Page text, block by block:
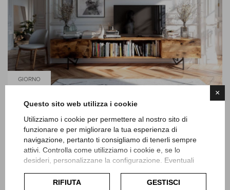
×
Questo sito web utilizza i cookie
Utilizziamo i cookie per permettere al nostro sito di
funzionare e per migliorare la tua esperienza di
navigazione, pertanto ti consigliamo di tenerli sempre
attivi. Controlla come utilizziamo i cookie e, se lo
desideri, personalizzane la configurazione. Eventuali
esclusivamente previa acquisizione del consenso
RIFIUTA GESTISCI
GIORNO
25 Luglio 2025
Come Scegliere il Mobile TV Perfetto: Tra
Estetica e Funzionalità
Il mobile TV è uno degli arredi più sottovalutati…
zona giorno, ospita la televisione (spesso